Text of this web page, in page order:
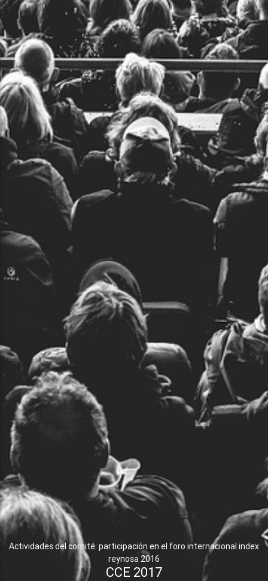
Actividades del comité: participación en el foro internacional index
reynosa 2016
CCE 2017